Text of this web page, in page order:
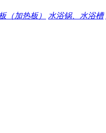
（加热板） 水浴锅、水浴槽